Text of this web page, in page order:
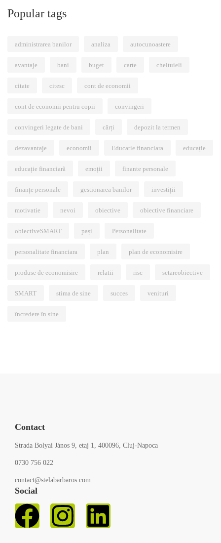
Popular tags
administrarea banilor analiza autocunoastere
avantaje bani buget carte cheltuieli
citate citesc cont de economii
cont de economii pentru copii convingeri
convingeri legate de bani cărți depozit la termen
dezavantaje economii Educatie financiara educație
educație financiară emoții finante personale
finanțe personale gestionarea banilor investiții
motivatie nevoi obiective obiective financiare
obiectiveSMART pași Personalitate
personalitate financiara plan plan de economisire
produse de economisire relatii risc setareobiective
SMART stima de sine succes venituri
încredere în sine
Contact
Strada Bolyai János 9, etaj 1, 400096, Cluj-Napoca
0730 756 022
contact@stelabarbaros.com
Social